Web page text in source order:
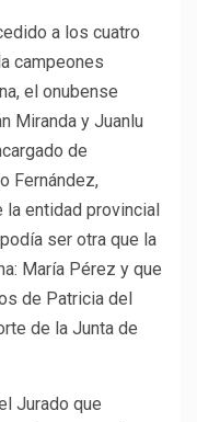
a los cuatro
campeones
el onubense
Miranda y Juanlu
de
Fernández,
entidad provincial
ser otra que la
María Pérez y que
de Patricia del
de la Junta de
Jurado que